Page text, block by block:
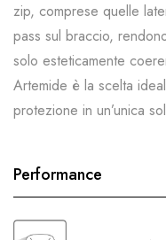
zip, comprese quelle
pass sul braccio,
solo esteticamente
Artemide è la scelta
protezione in un’unica
Performance